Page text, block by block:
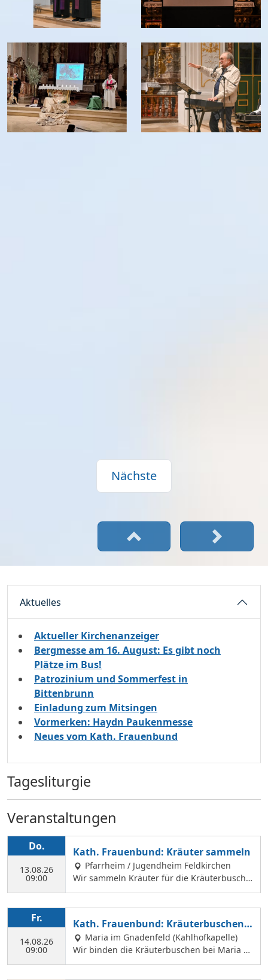
Nächste
Aktuelles
Aktueller Kirchenanzeiger
Bergmesse am 16. August: Es gibt noch
Plätze im Bus!
Patrozinium und Sommerfest in
Bittenbrunn
Einladung zum Mitsingen
Vormerken: Haydn Paukenmesse
Neues vom Kath. Frauenbund
Tagesliturgie
Veranstaltungen
Do.
13.08.26
09:00
Kath. Frauenbund: Kräuter sammeln
Pfarrheim / Jugendheim Feldkirchen
Wir sammeln Kräuter für die Kräuterbusche
n, die wir am 14. August binden und an Mar
Margit Ettig am Jugendheim Feldkirchen.
Fr.
14.08.26
09:00
Kath. Frauenbund: Kräuterbuschen b
inden
Maria im Gnadenfeld (Kahlhofkapelle)
Wir binden die Kräuterbuschen bei Maria a
m Kahlhof. Wir brauchen viele Helferinnen z